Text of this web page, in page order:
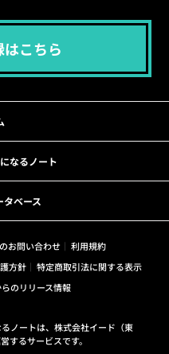
こちら
なるノート
ベース
お問い合わせ
利用規約
方針
特定商取引法に関する表示
のリリース情報
ノートは、株式会社イード（東
するサービスです。